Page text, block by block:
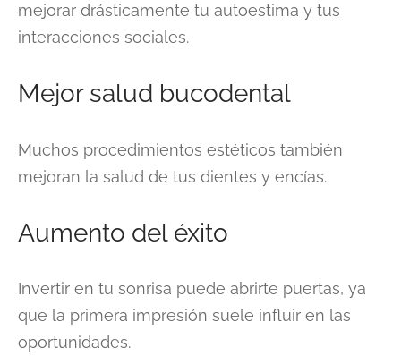
mejorar drásticamente tu autoestima y tus
interacciones sociales.
Mejor salud bucodental
Muchos procedimientos estéticos también
mejoran la salud de tus dientes y encías.
Aumento del éxito
Invertir en tu sonrisa puede abrirte puertas, ya
que la primera impresión suele influir en las
oportunidades.